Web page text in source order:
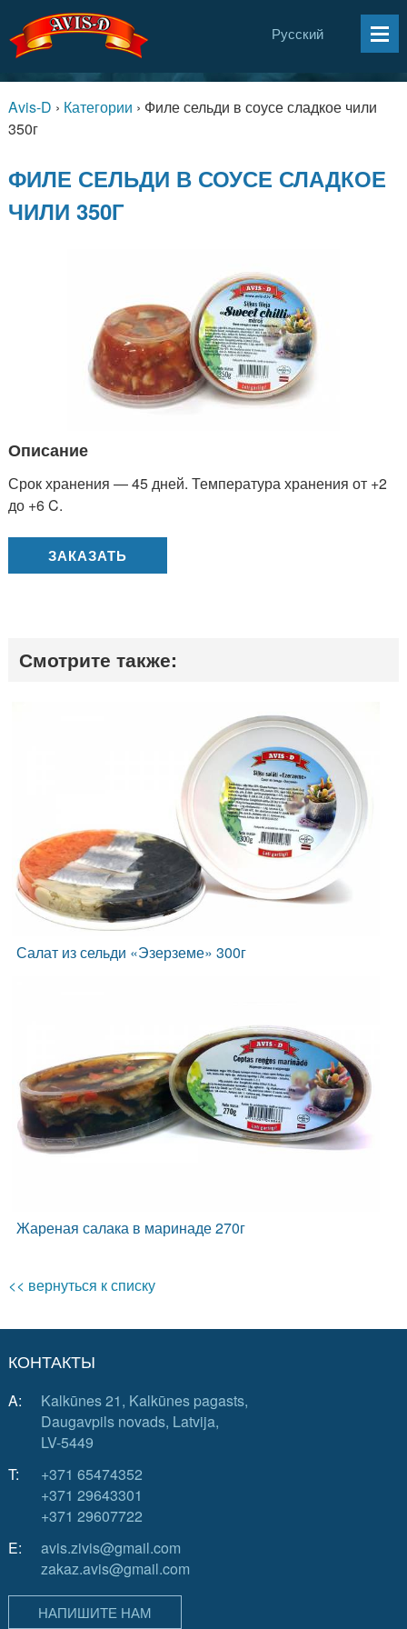
Русский
Avis-D › Категории › Филе сельди в соусе сладкое чили
350г
ФИЛЕ СЕЛЬДИ В СОУСЕ СЛАДКОЕ
ЧИЛИ 350Г
Описание
Срок хранения — 45 дней. Температура хранения от +2
до +6 C.
ЗАКАЗАТЬ
Смотрите также:
Салат из сельди «Эзерземе» 300г
Жареная салака в маринаде 270г
<< вернуться к списку
КОНТАКТЫ
A:
Kalkūnes 21, Kalkūnes pagasts,
Daugavpils novads, Latvija,
LV-5449
T:
+371 65474352
+371 29643301
+371 29607722
E:
avis.zivis@gmail.com
zakaz.avis@gmail.com
НАПИШИТЕ НАМ